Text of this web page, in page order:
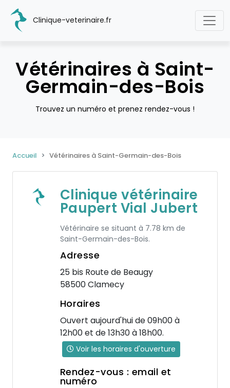
Clinique-veterinaire.fr
Vétérinaires à Saint-
Germain-des-Bois
Trouvez un numéro et prenez rendez-vous !
Accueil Vétérinaires à Saint-Germain-des-Bois
Clinique vétérinaire
Paupert Vial Jubert
Vétérinaire se situant à 7.78 km de
Saint-Germain-des-Bois.
Adresse
25 bis Route de Beaugy
58500 Clamecy
Horaires
Ouvert aujourd'hui de 09h00 à
12h00 et de 13h30 à 18h00.
Voir les horaires d'ouverture
Rendez-vous : email et
numéro